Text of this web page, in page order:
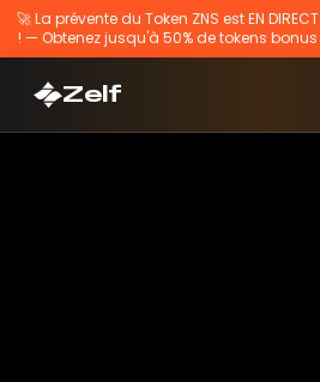
🚀La prévente du Token ZNS est EN DIRECT
! — Obtenez jusqu'à 50% de tokens bonus
Zelf